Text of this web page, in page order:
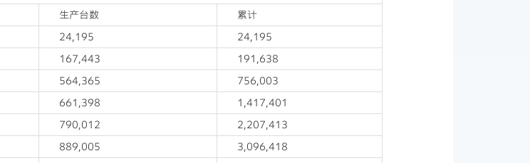
生产台数
累计
24,195
24,195
167,443
191,638
564,365
756,003
661,398
1,417,401
790,012
2,207,413
889,005
3,096,418